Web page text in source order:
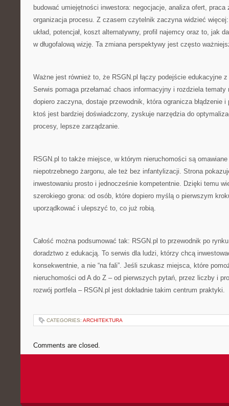
budować umiejętności inwestora: negocjacje, analiza ofert,
organizacja procesu. Z czasem czytelnik zaczyna widzieć
układ, potencjał, koszt alternatywny, profil najemcy oraz to, jak
w długofalową wizję. Ta zmiana perspektywy jest często
Ważne jest również to, że RSGN.pl łączy podejście edukacyjne z
Serwis pomaga przełamać chaos informacyjny i rozdziela
dopiero zaczyna, dostaje przewodnik, która ogranicza błądzenie
ktoś jest bardziej doświadczony, zyskuje narzędzia do
procesy, lepsze zarządzanie.
RSGN.pl to także miejsce, w którym nieruchomości są
niepotrzebnego żargonu, ale też bez infantylizacji. Strona
inwestowaniu prosto i jednocześnie kompetentnie. Dzięki temu
szerokiego grona: od osób, które dopiero myślą o pierwszym
uporządkować i ulepszyć to, co już robią.
Całość można podsumować tak: RSGN.pl to przewodnik po
doradztwo z edukacją. To serwis dla ludzi, którzy chcą
konsekwentnie, a nie “na fali”. Jeśli szukasz miejsca, które
nieruchomości od A do Z – od pierwszych pytań, przez liczby i
rozwój portfela – RSGN.pl jest dokładnie takim centrum praktyki.
CATEGORIES: ARCHITEKTURA
Comments are closed.